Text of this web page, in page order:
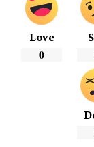
Love
0